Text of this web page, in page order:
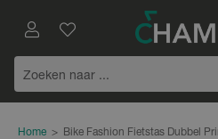
Home > Bike Fashion Fietstas Dubbel